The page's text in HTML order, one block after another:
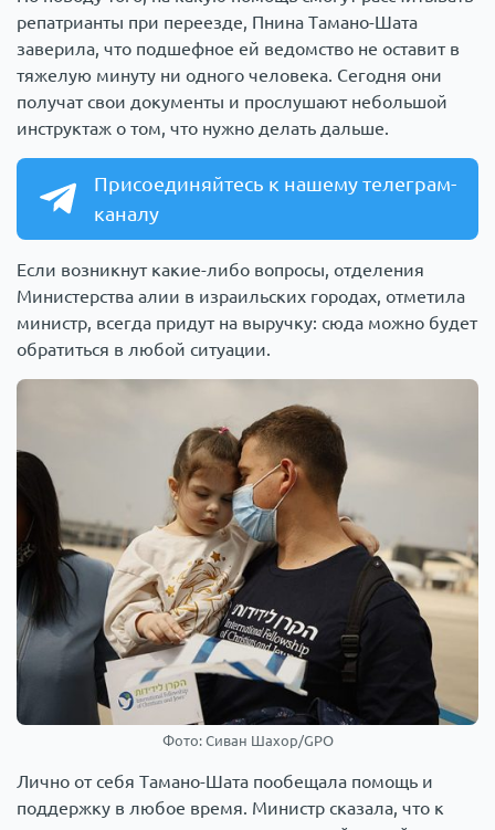
репатрианты при переезде, Пнина Тамано-Шата
заверила, что подшефное ей ведомство не оставит в
тяжелую минуту ни одного человека. Сегодня они
получат свои документы и прослушают небольшой
инструктаж о том, что нужно делать дальше.
Присоединяйтесь к нашему телеграм-
каналу
Если возникнут какие-либо вопросы, отделения
Министерства алии в израильских городах, отметила
министр, всегда придут на выручку: сюда можно будет
обратиться в любой ситуации.
Фото: Сиван Шахор/GPO
Лично от себя Тамано-Шата пообещала помощь и
поддержку в любое время. Министр сказала, что к